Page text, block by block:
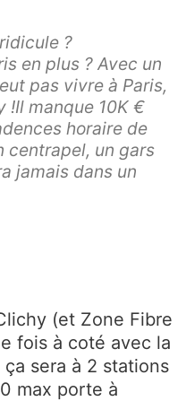
?
en plus ? Avec un
pas vivre à Paris,
!Il manque 10K €
horaire de
centrapel, un gars
jamais dans un
(et Zone Fibre
fois à coté avec la
sera à 2 stations
max porte à